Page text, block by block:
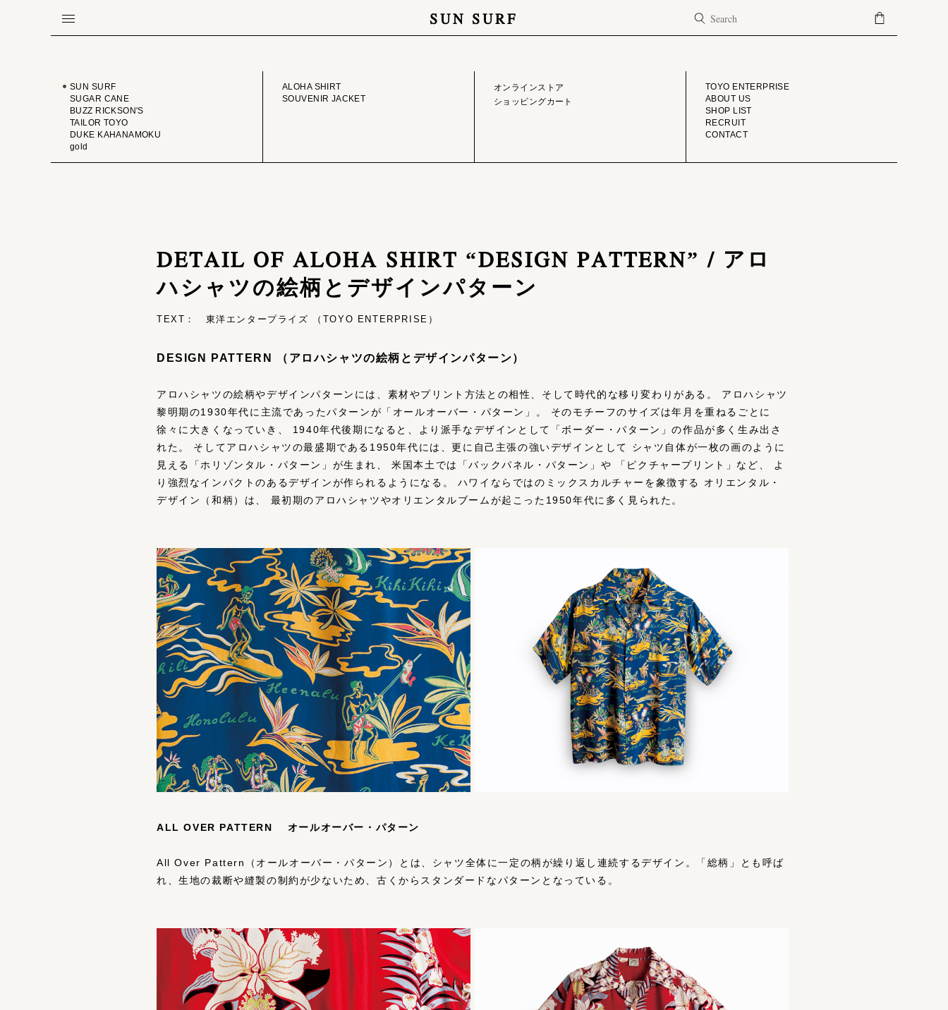
SUN SURF
BRAND ONLINE STORE COMPANY
SUN SURF
SUGAR CANE
BUZZ RICKSON'S
TAILOR TOYO
DUKE KAHANAMOKU
gold
ALOHA SHIRT
SOUVENIR JACKET
オンラインストア
ショッピングカート
TOYO ENTERPRISE
ABOUT US
SHOP LIST
RECRUIT
CONTACT
DETAIL OF ALOHA SHIRT “DESIGN PATTERN” / アロ
ハシャツの絵柄とデザインパターン
TEXT： 東洋エンタープライズ （TOYO ENTERPRISE）
DESIGN PATTERN （アロハシャツの絵柄とデザインパターン）
アロハシャツの絵柄やデザインパターンには、素材やプリント⽅法との相性、そして時代的な移り変わりがある。 アロハシャツ
黎明期の1930年代に主流であったパターンが「オールオーバー・パターン」。 そのモチーフのサイズは年⽉を重ねるごとに
徐々に⼤きくなっていき、 1940年代後期になると、より派⼿なデザインとして「ボーダー・パターン」の作品が多く⽣み出さ
れた。 そしてアロハシャツの最盛期である1950年代には、更に⾃⼰主張の強いデザインとして シャツ⾃体が⼀枚の画のように
⾒える「ホリゾンタル・パターン」が⽣まれ、 ⽶国本⼟では「バックパネル・パターン」や 「ピクチャープリント」など、 よ
り強烈なインパクトのあるデザインが作られるようになる。 ハワイならではのミックスカルチャーを象徴する オリエンタル・
デザイン（和柄）は、 最初期のアロハシャツやオリエンタルブームが起こった1950年代に多く⾒られた。
ALL OVER PATTERN オールオーバー・パターン
All Over Pattern（オールオーバー・パターン）とは、シャツ全体に⼀定の柄が繰り返し連続するデザイン。「総柄」とも呼ば
れ、⽣地の裁断や縫製の制約が少ないため、古くからスタンダードなパターンとなっている。